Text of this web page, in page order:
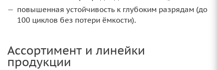
повышенная устойчивость к глубоким разрядам (до
100 циклов без потери ёмкости).
Ассортимент и линейки
продукции